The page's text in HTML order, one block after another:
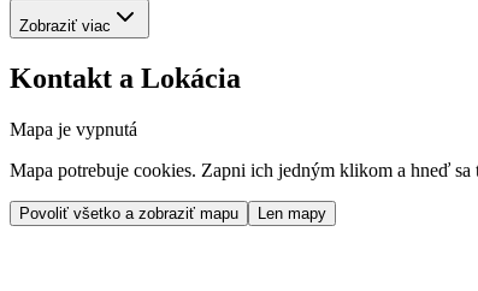
Zobraziť viac
Kontakt a Lokácia
Mapa je vypnutá
Mapa potrebuje cookies. Zapni ich jedným klikom a hneď sa
Povoliť všetko a zobraziť mapu Len mapy